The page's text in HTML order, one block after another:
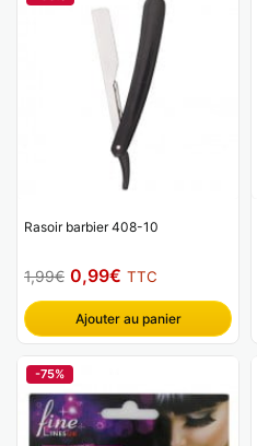
Rasoir barbier 408-10
1,99€ Le
prix
initial
était :
1,99€.
0,99€ Le
prix
actuel
est :
TTC
Ajouter au panier
-75%